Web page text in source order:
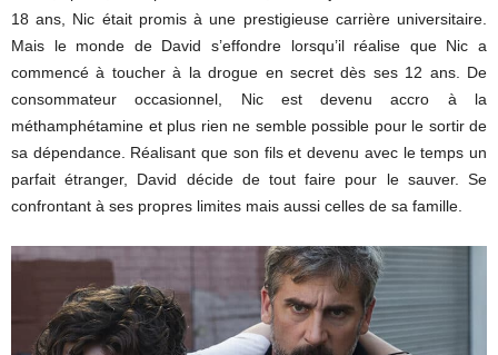
18 ans, Nic était promis à une prestigieuse carrière universitaire.
Mais le monde de David s’effondre lorsqu’il réalise que Nic a
commencé à toucher à la drogue en secret dès ses 12 ans. De
consommateur occasionnel, Nic est devenu accro à la
méthamphétamine et plus rien ne semble possible pour le sortir de
sa dépendance. Réalisant que son fils et devenu avec le temps un
parfait étranger, David décide de tout faire pour le sauver. Se
confrontant à ses propres limites mais aussi celles de sa famille.